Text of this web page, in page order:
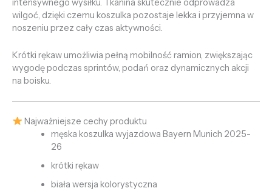
intensywnego wysiłku. Tkanina skutecznie odprowadza
wilgoć, dzięki czemu koszulka pozostaje lekka i przyjemna w
noszeniu przez cały czas aktywności.
Krótki rękaw umożliwia pełną mobilność ramion, zwiększając
wygodę podczas sprintów, podań oraz dynamicznych akcji
na boisku.
Najważniejsze cechy produktu
męska koszulka wyjazdowa Bayern Munich 2025-
26
krótki rękaw
biała wersja kolorystyczna